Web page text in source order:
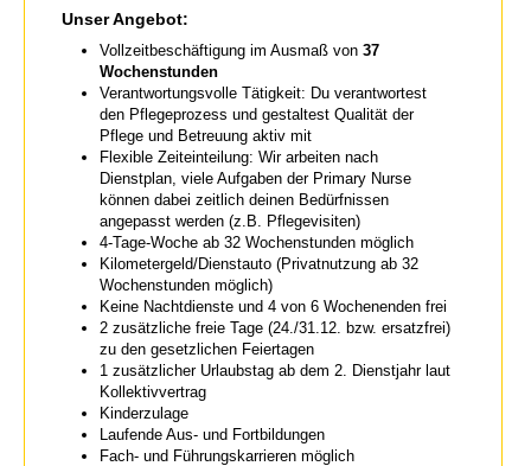
Unser Angebot:
Vollzeitbeschäftigung im Ausmaß von 37
Wochenstunden
Verantwortungsvolle Tätigkeit: Du verantwortest
den Pflegeprozess und gestaltest Qualität der
Pflege und Betreuung aktiv mit
Flexible Zeiteinteilung: Wir arbeiten nach
Dienstplan, viele Aufgaben der Primary Nurse
können dabei zeitlich deinen Bedürfnissen
angepasst werden (z.B. Pflegevisiten)
4-Tage-Woche ab 32 Wochenstunden möglich
Kilometergeld/Dienstauto (Privatnutzung ab 32
Wochenstunden möglich)
Keine Nachtdienste und 4 von 6 Wochenenden frei
2 zusätzliche freie Tage (24./31.12. bzw. ersatzfrei)
zu den gesetzlichen Feiertagen
1 zusätzlicher Urlaubstag ab dem 2. Dienstjahr laut
Kollektivvertrag
Kinderzulage
Laufende Aus- und Fortbildungen
Fach- und Führungskarrieren möglich